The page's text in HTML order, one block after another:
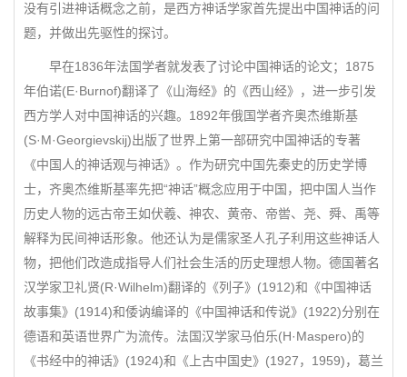
没有引进神话概念之前，是西方神话学家首先提出中国神话的问
题，并做出先驱性的探讨。
早在1836年法国学者就发表了讨论中国神话的论文；1875
年伯诺(E·Burnof)翻译了《山海经》的《西山经》，进一步引发
西方学人对中国神话的兴趣。1892年俄国学者齐奥杰维斯基
(S·M·Georgievskij)出版了世界上第一部研究中国神话的专著
《中国人的神话观与神话》。作为研究中国先秦史的历史学博
士，齐奥杰维斯基率先把“神话”概念应用于中国，把中国人当作
历史人物的远古帝王如伏羲、神农、黄帝、帝喾、尧、舜、禹等
解释为民间神话形象。他还认为是儒家圣人孔子利用这些神话人
物，把他们改造成指导人们社会生活的历史理想人物。德国著名
汉学家卫礼贤(R·Wilhelm)翻译的《列子》(1912)和《中国神话
故事集》(1914)和倭讷编译的《中国神话和传说》(1922)分别在
德语和英语世界广为流传。法国汉学家马伯乐(H·Maspero)的
《书经中的神话》(1924)和《上古中国史》(1927，1959)，葛兰